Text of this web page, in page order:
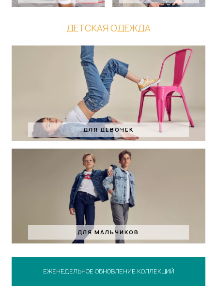
ДЕТСКАЯ ОДЕЖДА
ДЛЯ ДЕВОЧЕК
ДЛЯ МАЛЬЧИКОВ
ЕЖЕНЕДЕЛЬНОЕ ОБНОВЛЕНИЕ КОЛЛЕКЦИЙ